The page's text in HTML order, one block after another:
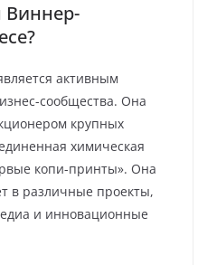
Виннер-
активным
сообщества. Она
крупных
химическая
копи-принты». Она
в различные проекты,
и инновационные